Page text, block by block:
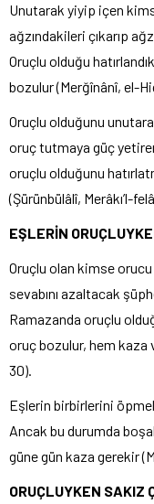
Unutarak yiyip içen
ağzındakileri çıkarıp
Oruçlu olduğu
bozulur (Merğînânî, el-
Oruçlu olduğunu
oruç tutmaya güç
oruçlu olduğunu
(Şürünbülâlî, Merâkı’l-
EŞLERİN
Oruçlu olan kimse orucu
sevabını azaltacak
Ramazanda oruçlu
oruç bozulur, hem kaza
30).
Eşlerin birbirlerini
Ancak bu durumda
güne gün kaza gerekir
ORUÇLUYKEN SAKIZ